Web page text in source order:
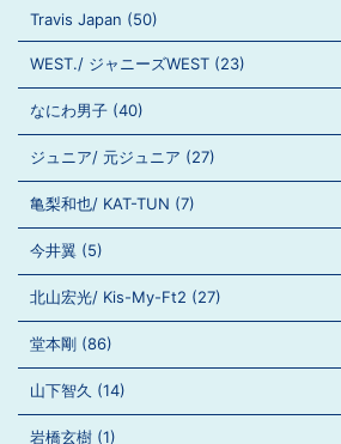
Travis Japan (50)
WEST./ ジャニーズWEST (23)
なにわ男子 (40)
ジュニア/ 元ジュニア (27)
亀梨和也/ KAT-TUN (7)
今井翼 (5)
北山宏光/ Kis-My-Ft2 (27)
堂本剛 (86)
山下智久 (14)
岩橋玄樹 (1)